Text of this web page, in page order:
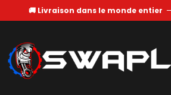
🚚 Livraison dans le monde entier